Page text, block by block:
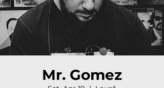
Mr. Gomez